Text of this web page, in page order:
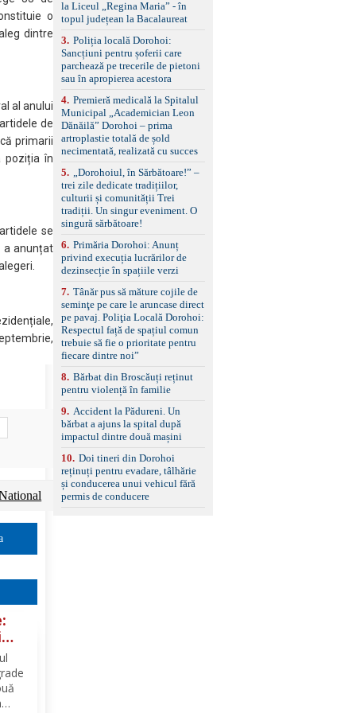
o
dintre
al anului
de
primarii
poziția în
se
a anunțat
panoramică, geamuri
spate fumurii Carlig de
remorcare Bonus: -
Covorașe textile montate
pe mașină. -Ofer și un
set de covorașe din
împreună cu un set de
anvelope de iarnă.
la Liceul „Regina Maria” - în
topul județean la Bacalaureat
3. Poliția locală Dorohoi:
Sancțiuni pentru șoferii care
parchează pe trecerile de pietoni
sau în apropierea acestora
4. Premieră medicală la Spitalul
Municipal „Academician Leon
Dănăilă” Dorohoi – prima
artroplastie totală de șold
necimentată, realizată cu succes
5.
„Dorohoiul, în Sărbătoare!” –
trei zile dedicate tradițiilor,
culturii și comunității Trei
tradiții. Un singur eveniment. O
singură sărbătoare!
6. Primăria Dorohoi: Anunț
privind execuția lucrărilor de
dezinsecție în spațiile verzi
7. Tânăr pus să măture cojile de
seminţe pe care le aruncase direct
pe pavaj. Poliţia Locală Dorohoi:
Respectul față de spațiul comun
trebuie să fie o prioritate pentru
fiecare dintre noi”
8. Bărbat din Broscăuți reținut
pentru violență în familie
9. Accident la Pădureni. Un
bărbat a ajuns la spital după
impactul dintre două mașini
10. Doi tineri din Dorohoi
reținuți pentru evadare, tâlhărie
și conducerea unui vehicul fără
permis de conducere